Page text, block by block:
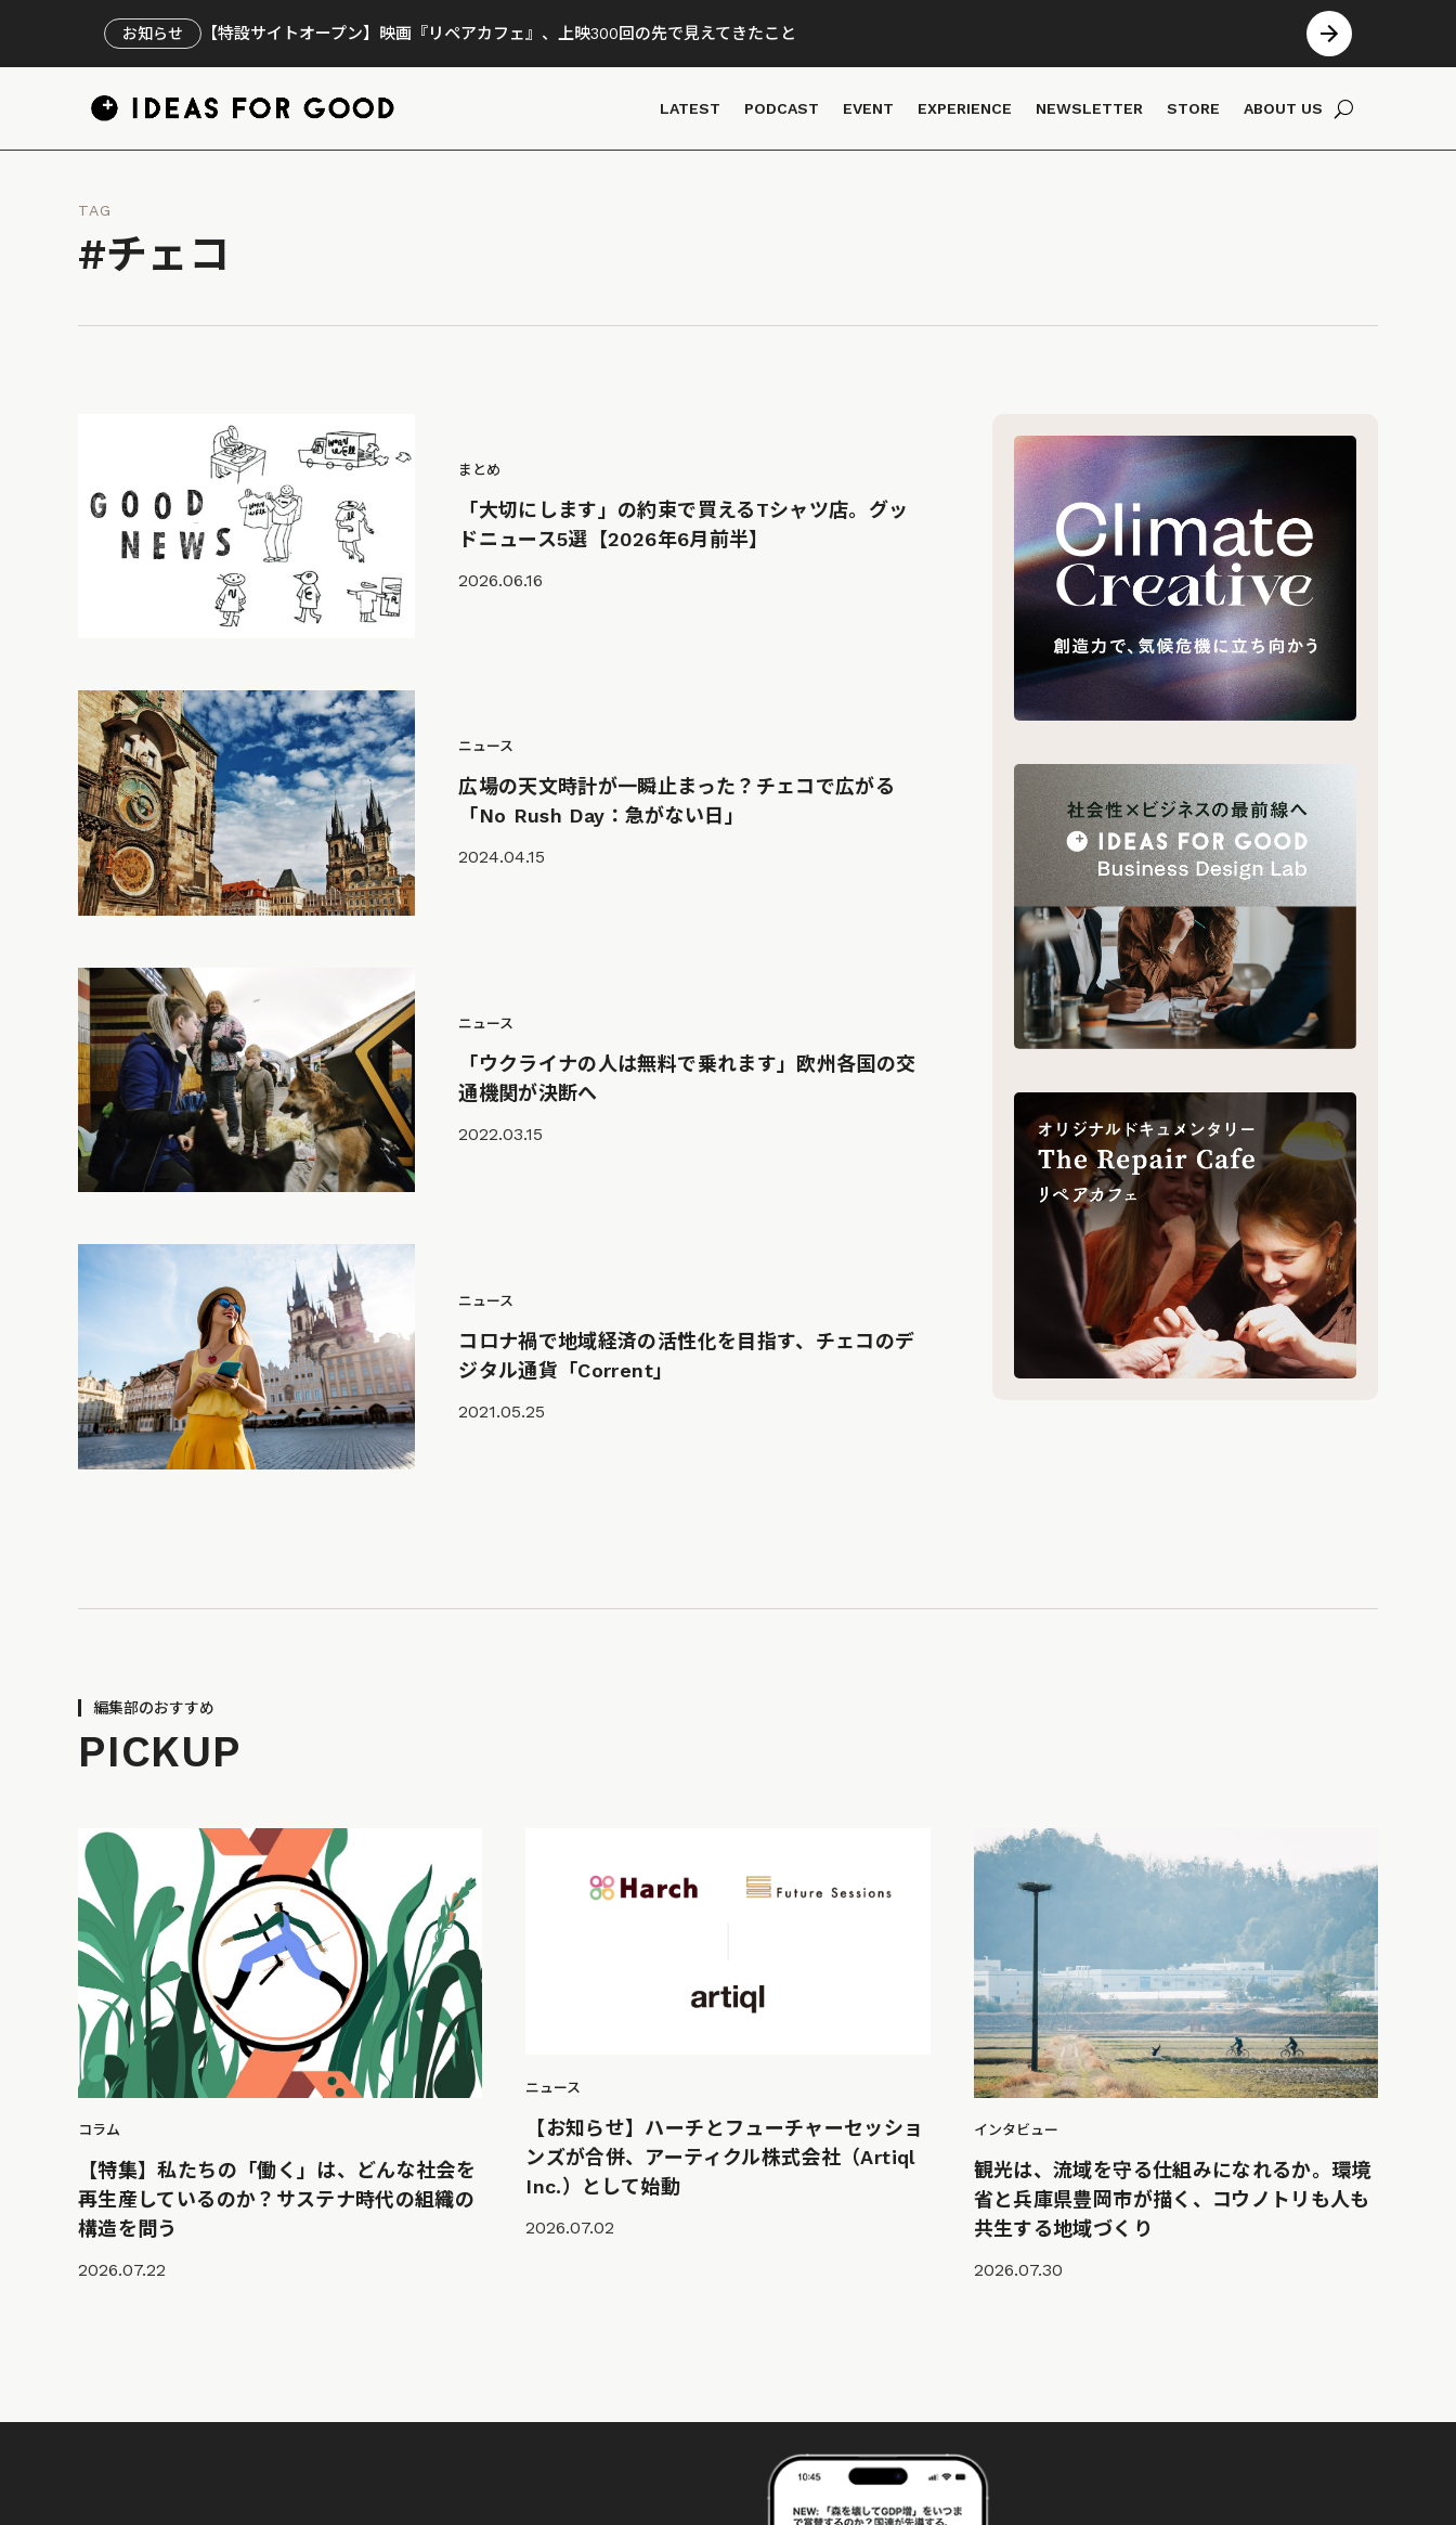
お知らせ 【特設サイトオープン】映画『リペアカフェ』、上映300回の先で見えてきたこと
LATEST PODCAST EVENT EXPERIENCE NEWSLETTER STORE ABOUT US
TAG
#チェコ
まとめ
「大切にします」の約束で買えるTシャツ店。グッ
ドニュース5選【2026年6月前半】
2026.06.16
ニュース
広場の天文時計が一瞬止まった？チェコで広がる
「No Rush Day：急がない日」
2024.04.15
ニュース
「ウクライナの人は無料で乗れます」欧州各国の交
通機関が決断へ
2022.03.15
ニュース
コロナ禍で地域経済の活性化を目指す、チェコのデ
ジタル通貨「Corrent」
2021.05.25
編集部のおすすめ
PICKUP
コラム
【特集】私たちの「働く」は、どんな社会を
再生産しているのか？サステナ時代の組織の
構造を問う
2026.07.22
ニュース
【お知らせ】ハーチとフューチャーセッショ
ンズが合併、アーティクル株式会社（Artiql
Inc.）として始動
2026.07.02
インタビュー
観光は、流域を守る仕組みになれるか。環境
省と兵庫県豊岡市が描く、コウノトリも人も
共生する地域づくり
2026.07.30